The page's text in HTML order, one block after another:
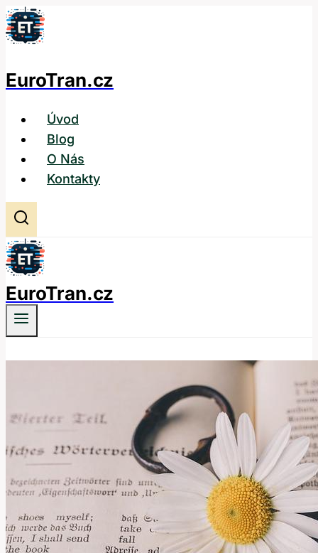
Přeskočit
na
EuroTran.cz
Úvod
Blog
O Nás
Kontakty
EuroTran.cz